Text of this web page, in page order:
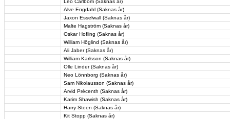
Leo Carlbom (Saknas år)
Alve Engdahl (Saknas år)
Jaxon Esselwall (Saknas år)
Malte Hagström (Saknas år)
Oskar Hofling (Saknas år)
William Höglind (Saknas år)
Ali Jaber (Saknas år)
William Karlsson (Saknas år)
Olle Linder (Saknas år)
Neo Lönnborg (Saknas år)
Sam Nikolausson (Saknas år)
Arvid Précenth (Saknas år)
Karim Shawish (Saknas år)
Harry Steen (Saknas år)
Kit Stopp (Saknas år)